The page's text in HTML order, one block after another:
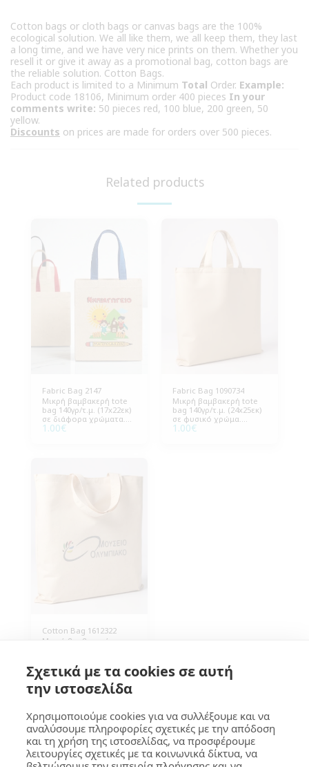
Cotton bags or cloth bags or canvas bags are the 100%
ecological solution. We all like them, we all keep them, they last
a long time, and we have very nice prints on them. Whether you
resell it or give it away as a promotional bag, cotton bags are
the reliable solution. Cotton Bags.
Each product is limited to a Minimum Total Order. Example:
Product code 18106, Minimum order 400 pieces In your
comments write: 50 pieces red, 100 blue, 200 green, 50
yellow.
Discounts on prices are made for orders over 500 pieces.
Related products
Fabric Bag 2147
Μικρή βαμβακερή tote
bag 140γρ/τ.μ. (17x22εκ)
σε διάφορα χρώματα.
Αναβαθμίστε την
1.00€
Fabric Bag 1090734
Μικρή βαμβακερή tote
bag 140γρ/τ.μ. (24x25εκ)
σε φυσικό χρώμα.
Αναβαθμίστε τη
1.00€
Cotton Bag 1612322
Μικρή βαμβακερή
φυσικό χρώμα. 100%
οικολογική συσκευασία
για εταιρικά δώρα.
Συσκευασία 250 τεμάχια.
1.10€
GOUMA Design
Σχετικά με τα cookies σε αυτή
την ιστοσελίδα
Χρησιμοποιούμε cookies για να συλλέξουμε και να
αναλύσουμε πληροφορίες σχετικές με την απόδοση
και τη χρήση της ιστοσελίδας, να προσφέρουμε
λειτουργίες σχετικές με τα κοινωνικά δίκτυα, να